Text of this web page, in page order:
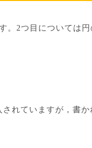
。2つ目については
れていますが，書